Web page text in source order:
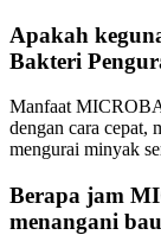
Apakah
Bakteri
Manfaat
dengan cara
mengurai minyak
Berapa jam
menangani